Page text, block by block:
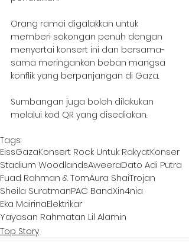
Orang ramai digalakkan untuk
memberi sokongan penuh dengan
menyertai konsert ini dan bersama-
sama meringankan beban mangsa
konflik yang berpanjangan di Gaza.
Sumbangan juga boleh dilakukan
melalui kod QR yang disediakan.
Tags:
EissGazaKonsert Rock Untuk RakyatKonser
Stadium WoodlandsAweeraDato Adi Putra
Fuad Rahman & TomAura ShaiTrojan
Sheila SuratmanPAC BandXin4nia
Eka MairinaElektrikar
Yayasan Rahmatan Lil Alamin
Top Story